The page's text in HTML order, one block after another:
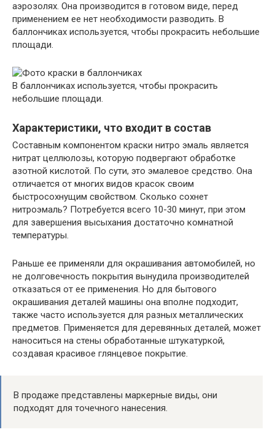
аэрозолях. Она производится в готовом виде, перед
применением ее нет необходимости разводить. В
баллончиках используется, чтобы прокрасить небольшие
площади.
В баллончиках используется, чтобы прокрасить
небольшие площади.
Характеристики, что входит в состав
Составным компонентом краски нитро эмаль является
нитрат целлюлозы, которую подвергают обработке
азотной кислотой. По сути, это эмалевое средство. Она
отличается от многих видов красок своим
быстросохнущим свойством. Сколько сохнет
нитроэмаль? Потребуется всего 10-30 минут, при этом
для завершения высыхания достаточно комнатной
температуры.
Раньше ее применяли для окрашивания автомобилей, но
не долговечность покрытия вынудила производителей
отказаться от ее применения. Но для бытового
окрашивания деталей машины она вполне подходит,
также часто используется для разных металлических
предметов. Применяется для деревянных деталей, может
наноситься на стены обработанные штукатуркой,
создавая красивое глянцевое покрытие.
В продаже представлены маркерные виды, они
подходят для точечного нанесения.